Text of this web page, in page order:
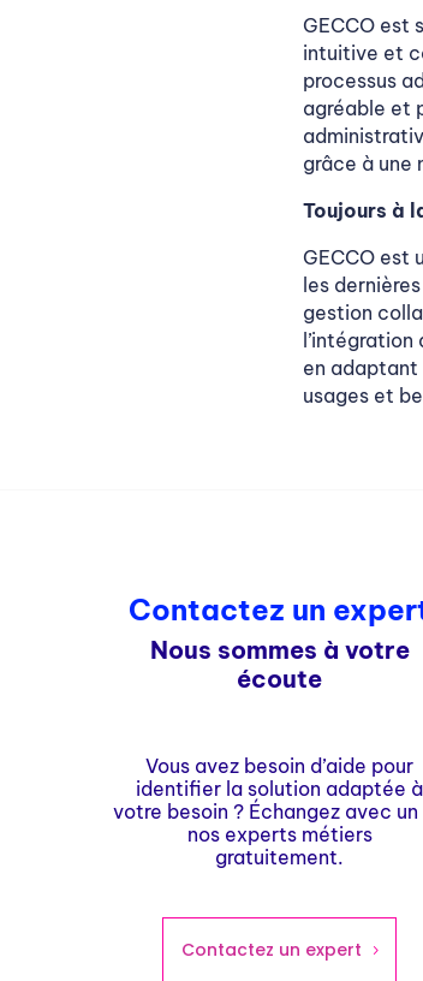
GECCO est
intuitive et
processus
agréable et
grâce à une
Toujours à
GECCO est
les
gestion
l’intégration
en adaptant
usages et
Contactez un
Nous sommes à votre
écoute
Vous avez besoin d’aide pour
identifier la solution adaptée à
votre besoin ? Échangez avec un
nos experts métiers
gratuitement.
Contactez un expert